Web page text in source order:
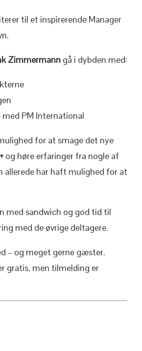
til et inspirerende Manager
Zimmermanngå i dybden med:
med PM International
for at smage det nye
og høre erfaringer fra nogle af
allerede har haft mulighed for at
med sandwich og god tid til
med de øvrige deltagere.
– og meget gerne gæster.
gratis, men tilmelding er